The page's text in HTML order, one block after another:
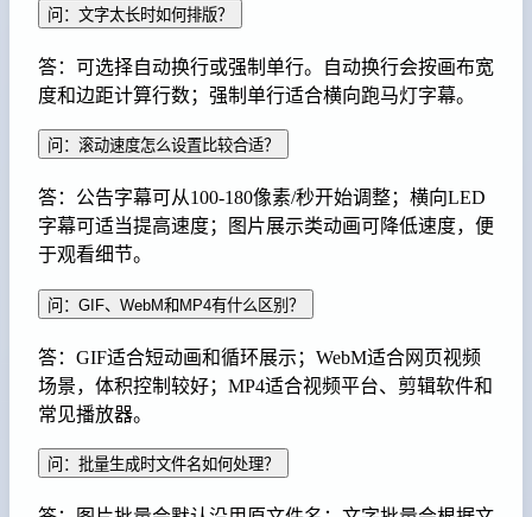
问：文字太长时如何排版？
答：可选择自动换行或强制单行。自动换行会按画布宽
度和边距计算行数；强制单行适合横向跑马灯字幕。
问：滚动速度怎么设置比较合适？
答：公告字幕可从100-180像素/秒开始调整；横向LED
字幕可适当提高速度；图片展示类动画可降低速度，便
于观看细节。
问：GIF、WebM和MP4有什么区别？
答：GIF适合短动画和循环展示；WebM适合网页视频
场景，体积控制较好；MP4适合视频平台、剪辑软件和
常见播放器。
问：批量生成时文件名如何处理？